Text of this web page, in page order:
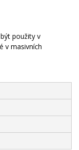
použity v
v masivních